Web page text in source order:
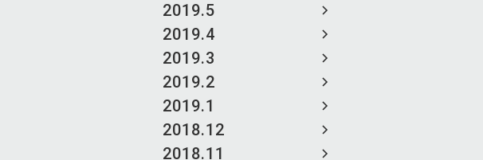
2019.5
2019.4
2019.3
2019.2
2019.1
2018.12
2018.11